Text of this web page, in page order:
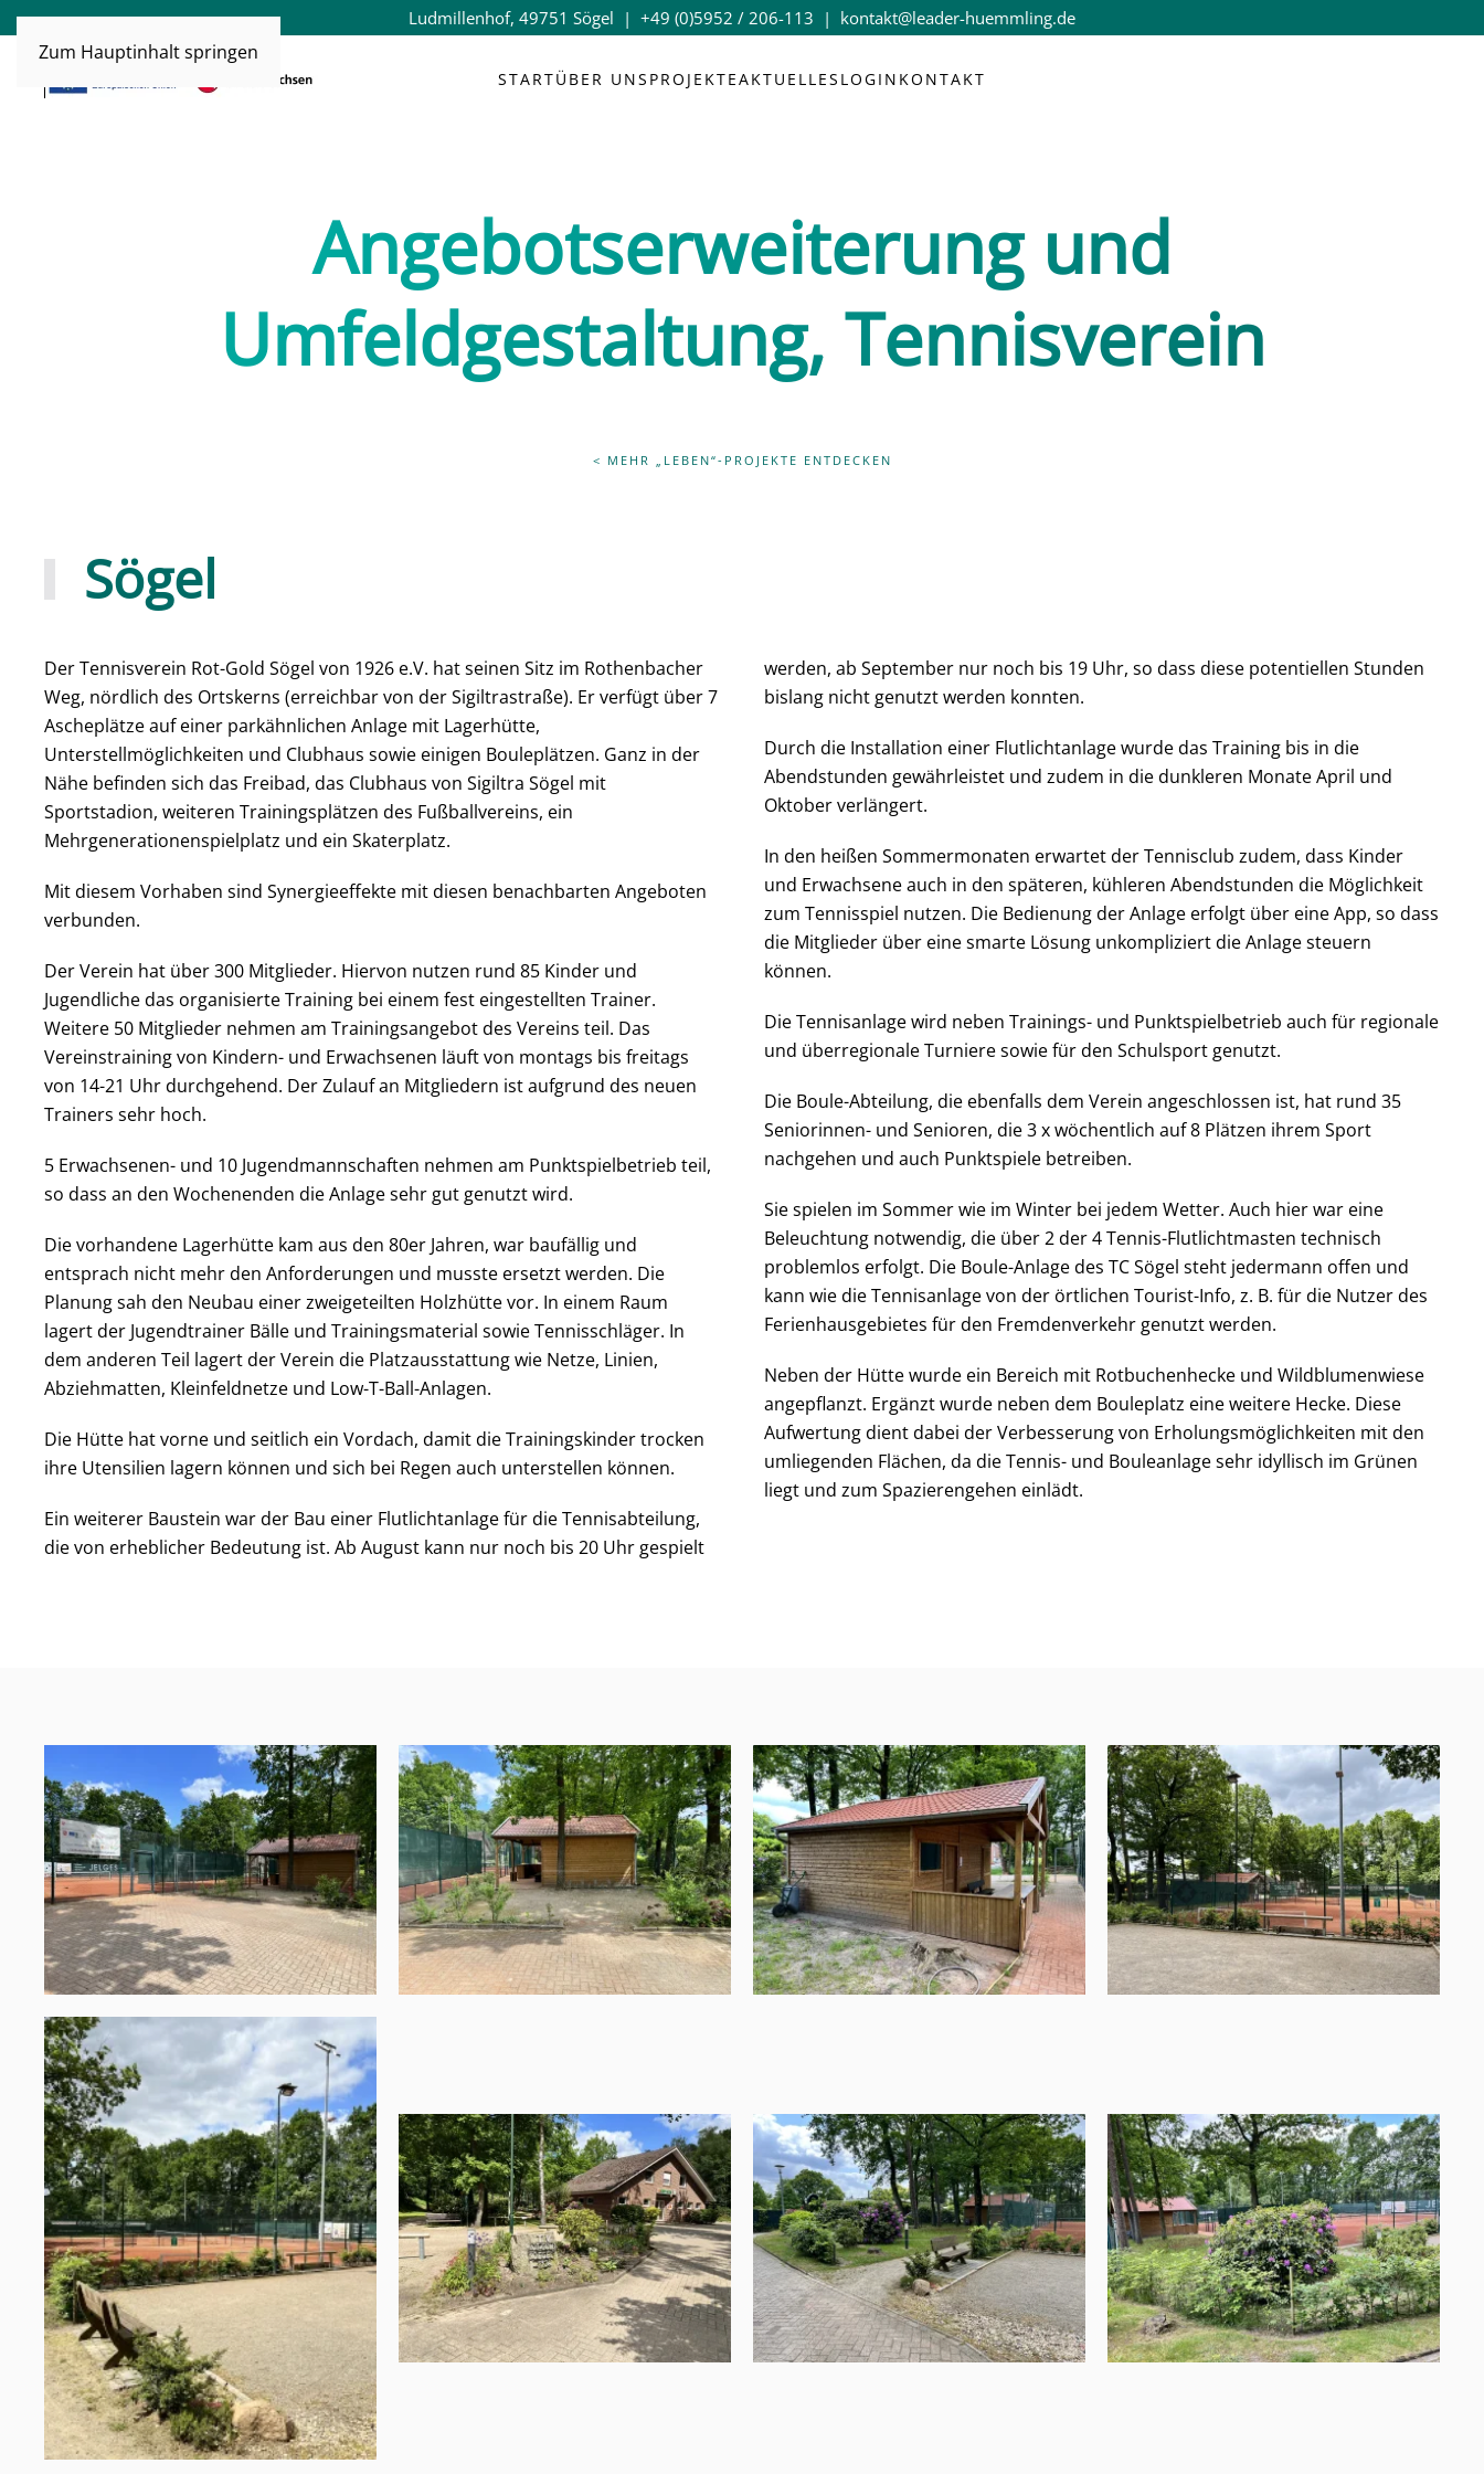
Zum Hauptinhalt springen
Ludmillenhof, 49751 Sögel | +49 (0)5952 / 206-113 | kontakt@leader-huemmling.de
STARTÜBER UNS PROJEKTEAKTUELLES LOGIN KONTAKT
Angebotserweiterung und
Umfeldgestaltung, Tennisverein
< MEHR „LEBEN“-PROJEKTE ENTDECKEN
Sögel
Der Tennisverein Rot-Gold Sögel von 1926 e.V. hat seinen Sitz im Rothenbacher
Weg, nördlich des Ortskerns (erreichbar von der Sigiltrastraße). Er verfügt über 7
Ascheplätze auf einer parkähnlichen Anlage mit Lagerhütte,
Unterstellmöglichkeiten und Clubhaus sowie einigen Bouleplätzen. Ganz in der
Nähe befinden sich das Freibad, das Clubhaus von Sigiltra Sögel mit
Sportstadion, weiteren Trainingsplätzen des Fußballvereins, ein
Mehrgenerationenspielplatz und ein Skaterplatz.
Mit diesem Vorhaben sind Synergieeffekte mit diesen benachbarten Angeboten
verbunden.
Der Verein hat über 300 Mitglieder. Hiervon nutzen rund 85 Kinder und
Jugendliche das organisierte Training bei einem fest eingestellten Trainer.
Weitere 50 Mitglieder nehmen am Trainingsangebot des Vereins teil. Das
Vereinstraining von Kindern- und Erwachsenen läuft von montags bis freitags
von 14-21 Uhr durchgehend. Der Zulauf an Mitgliedern ist aufgrund des neuen
Trainers sehr hoch.
5 Erwachsenen- und 10 Jugendmannschaften nehmen am Punktspielbetrieb teil,
so dass an den Wochenenden die Anlage sehr gut genutzt wird.
Die vorhandene Lagerhütte kam aus den 80er Jahren, war baufällig und
entsprach nicht mehr den Anforderungen und musste ersetzt werden. Die
Planung sah den Neubau einer zweigeteilten Holzhütte vor. In einem Raum
lagert der Jugendtrainer Bälle und Trainingsmaterial sowie Tennisschläger. In
dem anderen Teil lagert der Verein die Platzausstattung wie Netze, Linien,
Abziehmatten, Kleinfeldnetze und Low-T-Ball-Anlagen.
Die Hütte hat vorne und seitlich ein Vordach, damit die Trainingskinder trocken
ihre Utensilien lagern können und sich bei Regen auch unterstellen können.
Ein weiterer Baustein war der Bau einer Flutlichtanlage für die Tennisabteilung,
die von erheblicher Bedeutung ist. Ab August kann nur noch bis 20 Uhr gespielt
werden, ab September nur noch bis 19 Uhr, so dass diese potentiellen Stunden
bislang nicht genutzt werden konnten.
Durch die Installation einer Flutlichtanlage wurde das Training bis in die
Abendstunden gewährleistet und zudem in die dunkleren Monate April und
Oktober verlängert.
In den heißen Sommermonaten erwartet der Tennisclub zudem, dass Kinder
und Erwachsene auch in den späteren, kühleren Abendstunden die Möglichkeit
zum Tennisspiel nutzen. Die Bedienung der Anlage erfolgt über eine App, so dass
die Mitglieder über eine smarte Lösung unkompliziert die Anlage steuern
können.
Die Tennisanlage wird neben Trainings- und Punktspielbetrieb auch für regionale
und überregionale Turniere sowie für den Schulsport genutzt.
Die Boule-Abteilung, die ebenfalls dem Verein angeschlossen ist, hat rund 35
Seniorinnen- und Senioren, die 3 x wöchentlich auf 8 Plätzen ihrem Sport
nachgehen und auch Punktspiele betreiben.
Sie spielen im Sommer wie im Winter bei jedem Wetter. Auch hier war eine
Beleuchtung notwendig, die über 2 der 4 Tennis-Flutlichtmasten technisch
problemlos erfolgt. Die Boule-Anlage des TC Sögel steht jedermann offen und
kann wie die Tennisanlage von der örtlichen Tourist-Info, z. B. für die Nutzer des
Ferienhausgebietes für den Fremdenverkehr genutzt werden.
Neben der Hütte wurde ein Bereich mit Rotbuchenhecke und Wildblumenwiese
angepflanzt. Ergänzt wurde neben dem Bouleplatz eine weitere Hecke. Diese
Aufwertung dient dabei der Verbesserung von Erholungsmöglichkeiten mit den
umliegenden Flächen, da die Tennis- und Bouleanlage sehr idyllisch im Grünen
liegt und zum Spazierengehen einlädt.